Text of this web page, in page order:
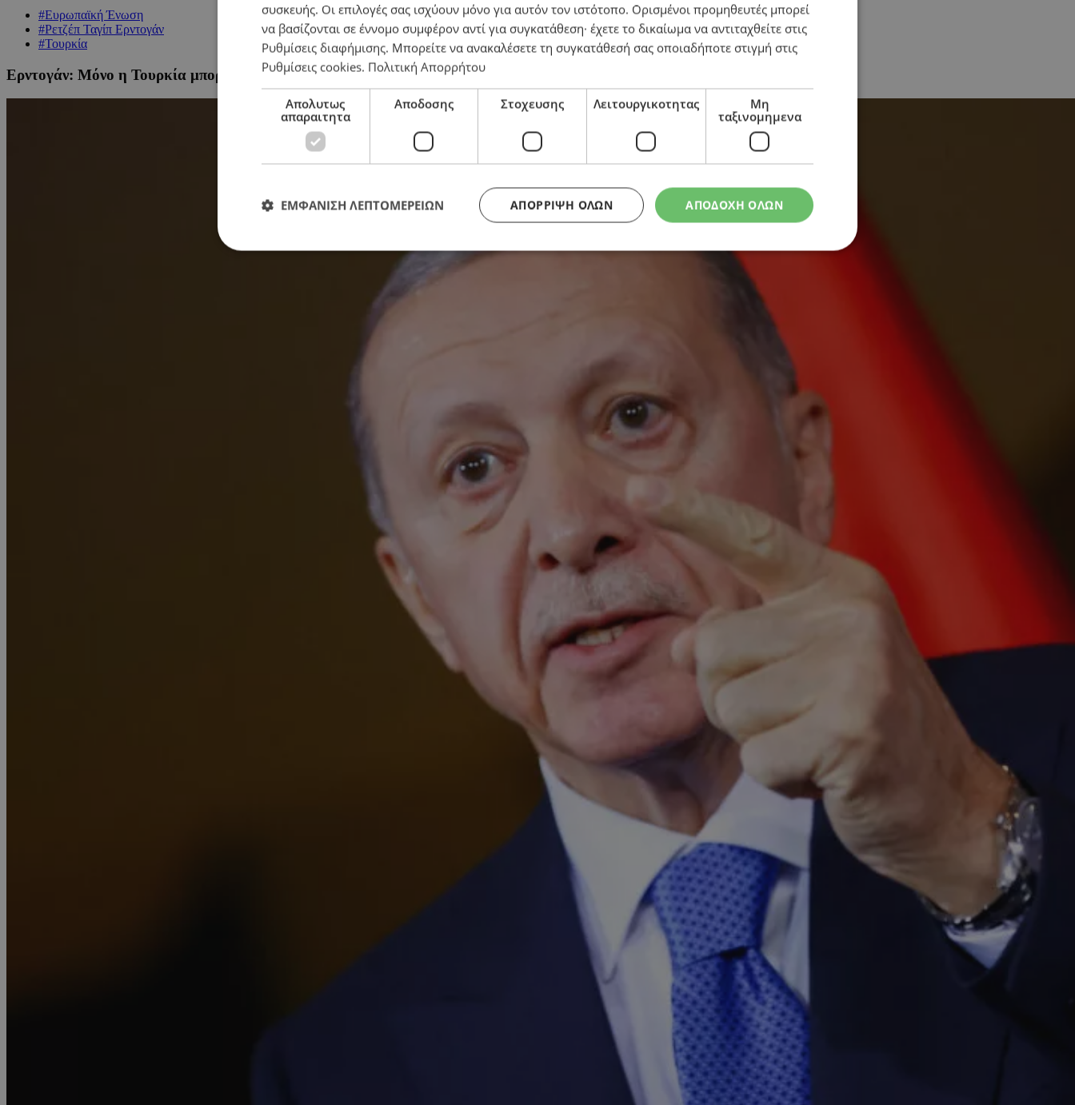
#Ευρωπαϊκή Ένωση
#Ρετζέπ Ταγίπ Ερντογάν
#Τουρκία
Ερντογάν: Μόνο η Τουρκία μπορεί να σώσει την ΕΕ
συσκευής. Οι επιλογές σας ισχύουν μόνο για αυτόν τον ιστότοπο. Ορισμένοι προμηθευτές μπορεί
να βασίζονται σε έννομο συμφέρον αντί για συγκατάθεση· έχετε το δικαίωμα να αντιταχθείτε στις
Ρυθμίσεις διαφήμισης. Μπορείτε να ανακαλέσετε τη συγκατάθεσή σας οποιαδήποτε στιγμή στις
Ρυθμίσεις cookies. Πολιτική Απορρήτου
Απολυτως
απαραιτητα
Αποδοσης Στοχευσης Λειτουργικοτητας
Μη
ταξινομημενα
ΑΠΟΔΟΧΗ ΟΛΩΝ
ΑΠΌΡΡΙΨΗ ΌΛΩΝ
ΕΜΦΑΝΙΣΗ ΛΕΠΤΟΜΕΡΕΙΩΝ